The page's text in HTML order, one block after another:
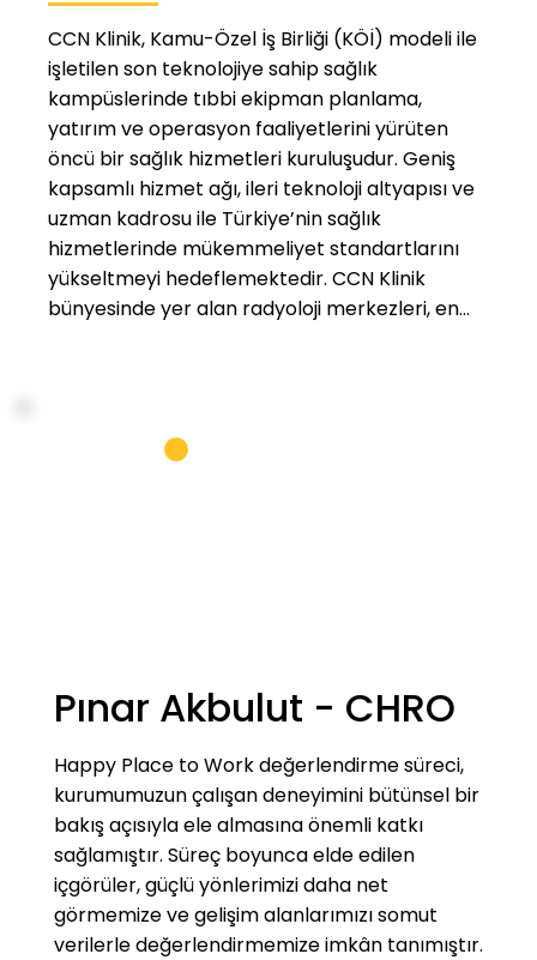
CCN Klinik, Kamu-Özel İş Birliği (KÖİ) modeli ile
işletilen son teknolojiye sahip sağlık
kampüslerinde tıbbi ekipman planlama,
yatırım ve operasyon faaliyetlerini yürüten
öncü bir sağlık hizmetleri kuruluşudur. Geniş
kapsamlı hizmet ağı, ileri teknoloji altyapısı ve
uzman kadrosu ile Türkiye’nin sağlık
hizmetlerinde mükemmeliyet standartlarını
yükseltmeyi hedeflemektedir. CCN Klinik
bünyesinde yer alan radyoloji merkezleri, en
Mamografi •Doppler USG / USG, Kemik
hizmetleri, yüksek doğruluk oranı, hızlı sonuç ve
uluslararası kalite standartlarına uygunluk
ilkeleriyle yürütülmektedir. Tedavi ve Uygulama
Merkezleri •97 Üniteli Genel, Onkolojik ve
Çocuk Endoskopi Ünitesi •127 Üniteli Erişkin ve
Çocuk Kemoterapi Merkezi •Tüp Bebek (IVF)
Merkezi •Göz Hastalıkları Merkezi •Erişkin ve
Çocuk Kemik İliği Transplantasyon Merkezleri
•Anjiografi Merkezi •10 Yataklı İyot Tedavi
Pınar Akbulut - CHRO
Happy Place to Work değerlendirme süreci,
kurumumuzun çalışan deneyimini bütünsel bir
bakış açısıyla ele almasına önemli katkı
sağlamıştır. Süreç boyunca elde edilen
içgörüler, güçlü yönlerimizi daha net
görmemize ve gelişim alanlarımızı somut
verilerle değerlendirmemize imkân tanımıştır.